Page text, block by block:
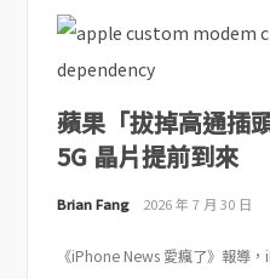
蘋果「拔掉高通插
5G 晶片提前到來
Brian Fang 2026 年 7 月 30 日
《iPhone News 愛瘋了》報導